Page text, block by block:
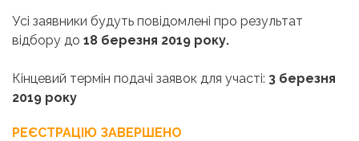
Усі заявники будуть повідомлені про результат
відбору до 18 березня 2019 року.
Кінцевий термін подачі заявок для участі: 3 березня
2019 року
РЕЄСТРАЦІЮ ЗАВЕРШЕНО